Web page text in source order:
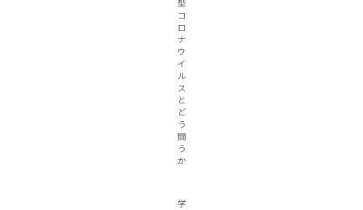
型
コ
ロ
ナ
ウ
イ
ル
ス
と
ど
う
闘
う
か
学